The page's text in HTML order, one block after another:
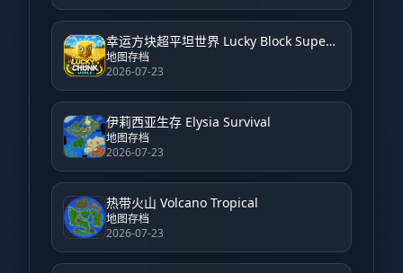
幸运方块超平坦世界 Lucky Block Super Flat World
地图存档
2026-07-23
伊莉西亚生存 Elysia Survival
地图存档
2026-07-23
热带火山 Volcano Tropical
地图存档
2026-07-23